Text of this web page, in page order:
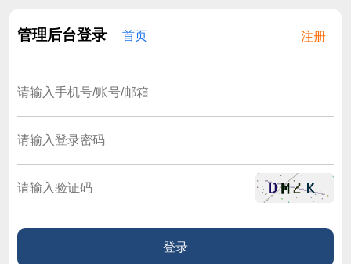
管理后台登录 首页 注册